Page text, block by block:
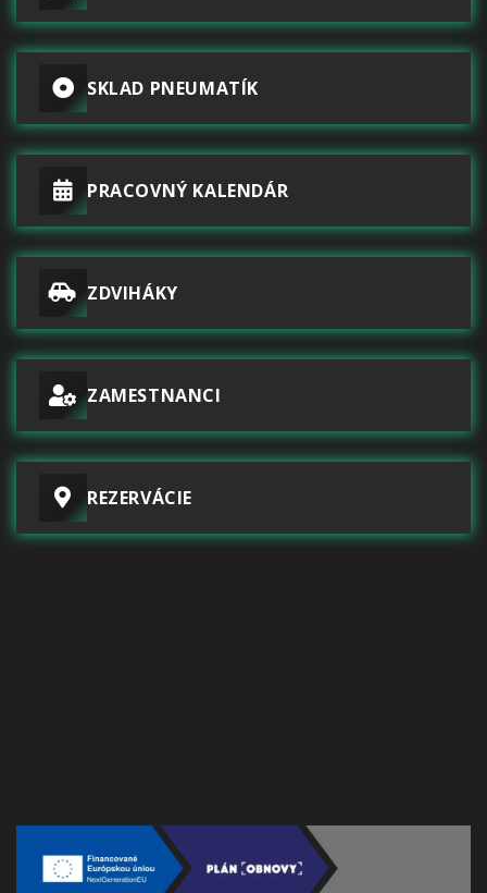
SKLAD PNEUMATÍK
PRACOVNÝ KALENDÁR
ZDVIHÁKY
ZAMESTNANCI
REZERVÁCIE